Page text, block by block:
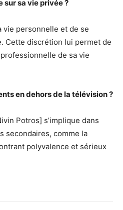
sa vie privée ?
vie personnelle et de se
Cette discrétion lui permet de
de sa vie
en dehors de la télévision ?
Potros] s’implique dans
secondaires, comme la
polyvalence et sérieux